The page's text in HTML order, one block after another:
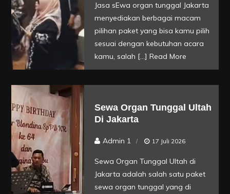
Murah
Tanpa
Penyanyi
Seru
Jakarta
Jasa sEwa organ tunggal Jakarta
menyediakan berbagai macam
pilihan paket yang bisa kamu pilih
sesuai dengan kebutuhan acara
kamu, salah […] Read More
Sewa Organ Tunggal Ultah
Di Jakarta
Admin 1 17 Juli 2026
Sewa Organ Tunggal Ultah di
Jakarta adalah salah satu paket
sewa organ tunggal yang di